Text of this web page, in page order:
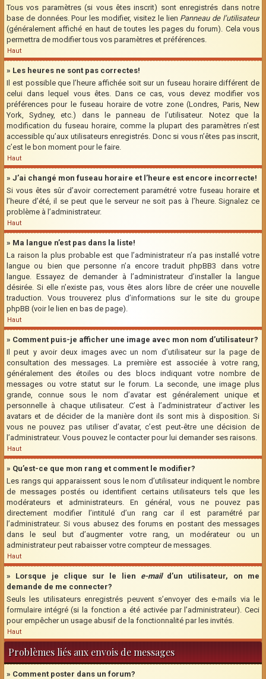
Tous vos paramètres (si vous êtes inscrit) sont enregistrés dans notre
base de données. Pour les modifier, visitez le lien Panneau de l’utilisateur
(généralement affiché en haut de toutes les pages du forum). Cela vous
permettra de modifier tous vos paramètres et préférences.
Haut
» Les heures ne sont pas correctes!
Il est possible que l’heure affichée soit sur un fuseau horaire différent de
celui dans lequel vous êtes. Dans ce cas, vous devez modifier vos
préférences pour le fuseau horaire de votre zone (Londres, Paris, New
York, Sydney, etc.) dans le panneau de l’utilisateur. Notez que la
modification du fuseau horaire, comme la plupart des paramètres n’est
accessible qu’aux utilisateurs enregistrés. Donc si vous n’êtes pas inscrit,
c’est le bon moment pour le faire.
Haut
» J’ai changé mon fuseau horaire et l’heure est encore incorrecte!
Si vous êtes sûr d’avoir correctement paramétré votre fuseau horaire et
l’heure d’été, il se peut que le serveur ne soit pas à l’heure. Signalez ce
problème à l’administrateur.
Haut
» Ma langue n’est pas dans la liste!
La raison la plus probable est que l’administrateur n’a pas installé votre
langue ou bien que personne n’a encore traduit phpBB3 dans votre
langue. Essayez de demander à l’administrateur d’installer la langue
désirée. Si elle n’existe pas, vous êtes alors libre de créer une nouvelle
traduction. Vous trouverez plus d’informations sur le site du groupe
phpBB (voir le lien en bas de page).
Haut
» Comment puis-je afficher une image avec mon nom d’utilisateur?
Il peut y avoir deux images avec un nom d’utilisateur sur la page de
consultation des messages. La première est associée à votre rang,
généralement des étoiles ou des blocs indiquant votre nombre de
messages ou votre statut sur le forum. La seconde, une image plus
grande, connue sous le nom d’avatar est généralement unique et
personnelle à chaque utilisateur. C’est à l’administrateur d’activer les
avatars et de décider de la manière dont ils sont mis à disposition. Si
vous ne pouvez pas utiliser d’avatar, c’est peut-être une décision de
l’administrateur. Vous pouvez le contacter pour lui demander ses raisons.
Haut
» Qu’est-ce que mon rang et comment le modifier?
Les rangs qui apparaissent sous le nom d’utilisateur indiquent le nombre
de messages postés ou identifient certains utilisateurs tels que les
modérateurs et administrateurs. En général, vous ne pouvez pas
directement modifier l’intitulé d’un rang car il est paramétré par
l’administrateur. Si vous abusez des forums en postant des messages
dans le seul but d’augmenter votre rang, un modérateur ou un
administrateur peut rabaisser votre compteur de messages.
Haut
» Lorsque je clique sur le lien e-maild’un utilisateur, on me
demande de me connecter?
Seuls les utilisateurs enregistrés peuvent s’envoyer des e-mails via le
formulaire intégré (si la fonction a été activée par l’administrateur). Ceci
pour empêcher un usage abusif de la fonctionnalité par les invités.
Haut
Problèmes liés aux envois de messages
» Comment poster dans un forum?